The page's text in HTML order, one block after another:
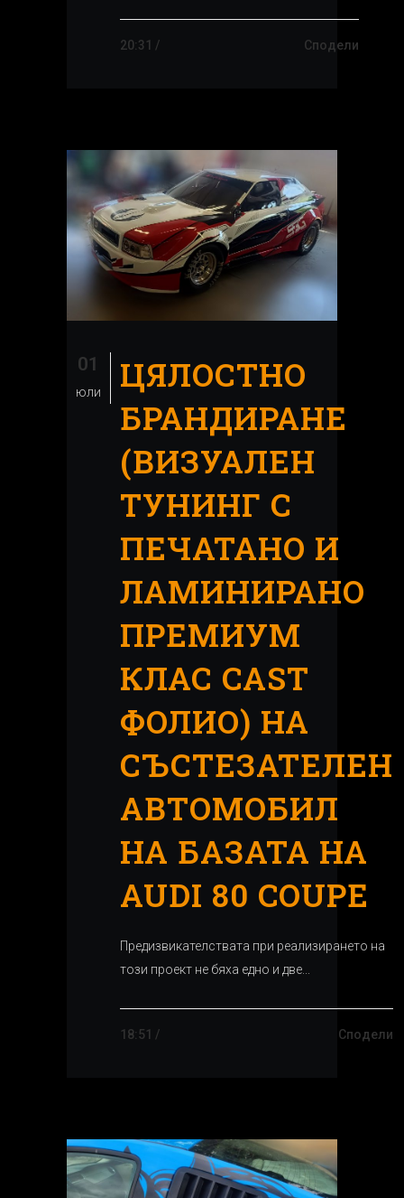
20:31 / Сподели
01
юли
ЦЯЛОСТНО
БРАНДИРАНЕ
(ВИЗУАЛЕН
ТУНИНГ С
ПЕЧАТАНО И
ЛАМИНИРАНО
ПРЕМИУМ
КЛАС CAST
ФОЛИО) НА
СЪСТЕЗАТЕЛЕН
АВТОМОБИЛ
НА БАЗАТА НА
AUDI 80 COUPE
Предизвикателствата при реализирането на
този проект не бяха едно и две...
18:51 / Сподели